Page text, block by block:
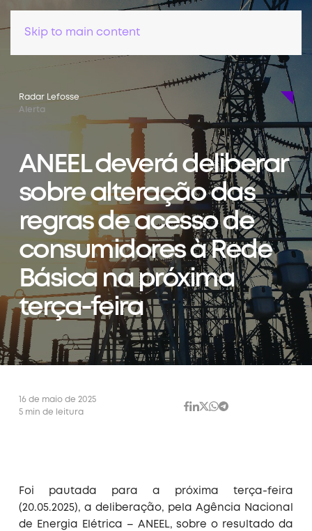
Skip to main content
Radar Lefosse
Alerta
ANEEL deverá deliberar
sobre alteração das
regras de acesso de
consumidores à Rede
Básica na próxima
terça-feira
16 de maio de 2025
5 min de leitura
Foi pautada para a próxima terça-feira
(20.05.2025), a deliberação, pela Agência Nacional
de Energia Elétrica – ANEEL, sobre o resultado da